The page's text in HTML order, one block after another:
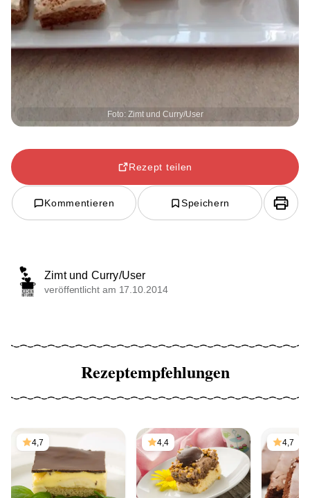
Foto: Zimt und Curry/User
Rezept teilen
Kommentieren Speichern
Zimt und Curry/User
veröffentlicht am 17.10.2014
Rezeptempfehlungen
4,7 4,4 4,7